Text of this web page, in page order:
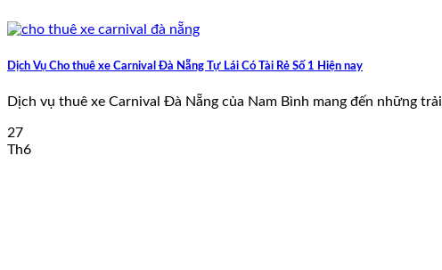
Dịch Vụ Cho thuê xe Carnival Đà Nẵng Tự Lái Có Tài Rẻ Số 1 Hiện nay
Dịch vụ thuê xe Carnival Đà Nẵng của Nam Bình mang đến những
27
Th6